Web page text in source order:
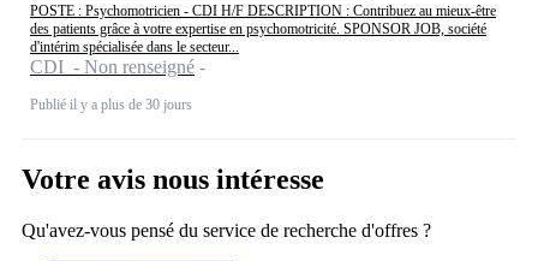
POSTE : Psychomotricien - CDI H/F DESCRIPTION : Contribuez au mieux-être
des patients grâce à votre expertise en psychomotricité. SPONSOR JOB, société
d'intérim spécialisée dans le secteur...
CDI - Non renseigné
Publié il y a plus de 30 jours
Votre avis nous intéresse
Qu'avez-vous pensé du service de recherche d'offres ?